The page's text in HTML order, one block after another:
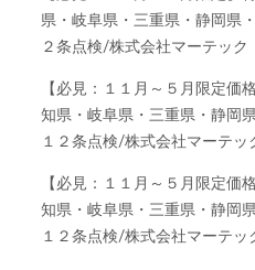
県・岐阜県・三重県・静岡県
２条点検/株式会社マーテック
【必見：１１月～５月限定価
知県・岐阜県・三重県・静岡
１２条点検/株式会社マーテッ
【必見：１１月～５月限定価
知県・岐阜県・三重県・静岡
１２条点検/株式会社マーテッ